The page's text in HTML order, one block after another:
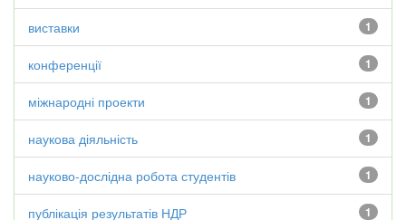
1
виставки
1
конференції
1
міжнародні проекти
1
наукова діяльність
1
науково-дослідна робота студентів
1
публікація результатів НДР